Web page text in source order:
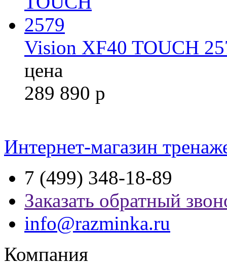
Vision XF40 TOUCH
цена
289 890 р
Интернет-магазин
7 (499) 348-18-89
Заказать обратный
info@razminka.ru
Компания